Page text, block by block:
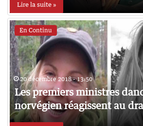
Lire la suite »
En Continu
20 décembre 2018 - 13:50
Les premiers ministres
norvégien réagissent au